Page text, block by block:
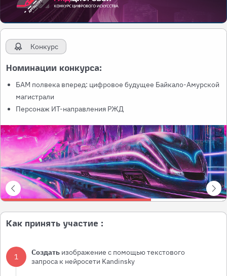
Конкурс
Номинации конкурса:
БАМ полвека вперед: цифровое будущее Байкало-Амурской
магистрали
Персонаж ИТ-направления РЖД
Как принять участие :
1 Создать изображение с помощью текстового
запроса к нейросети Kandinsky